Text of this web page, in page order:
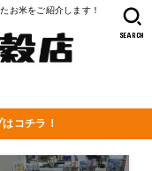
お米をご紹介します！
SEARCH
コチラ！